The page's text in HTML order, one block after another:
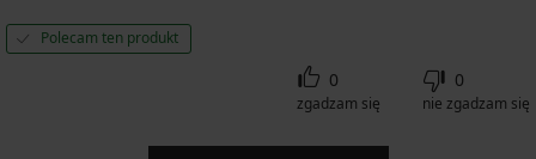
Polecam ten produkt
0
zgadzam się
0
nie zgadzam się